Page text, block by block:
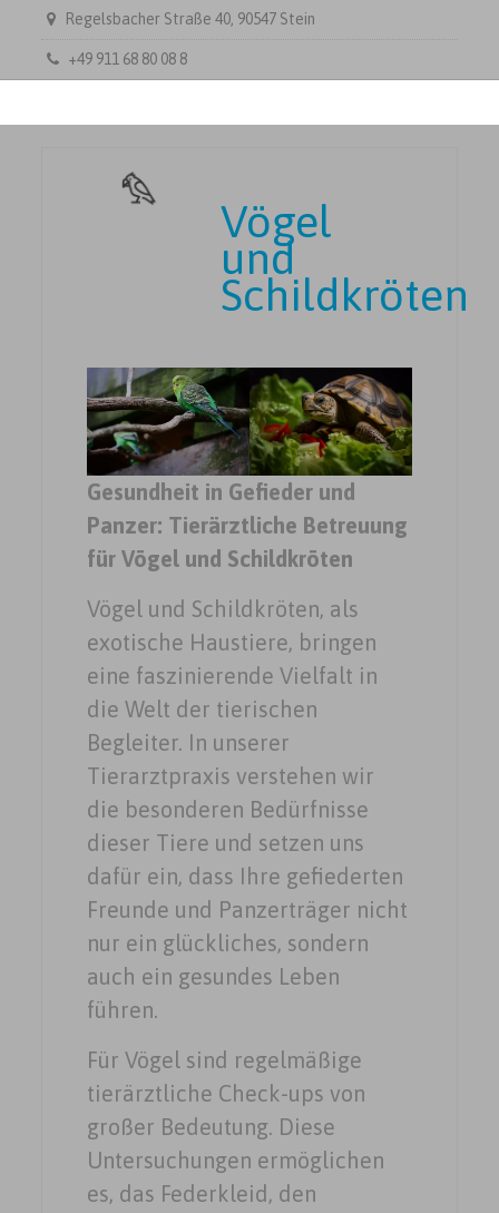
Regelsbacher Straße 40, 90547 Stein
+49 911 68 80 08 8
Vögel
und
Schildkröten
Gesundheit in Gefieder und
Panzer: Tierärztliche Betreuung
für Vögel und Schildkröten
Vögel und Schildkröten, als
exotische Haustiere, bringen
eine faszinierende Vielfalt in
die Welt der tierischen
Begleiter. In unserer
Tierarztpraxis verstehen wir
die besonderen Bedürfnisse
dieser Tiere und setzen uns
dafür ein, dass Ihre gefiederten
Freunde und Panzerträger nicht
nur ein glückliches, sondern
auch ein gesundes Leben
führen.
Für Vögel sind regelmäßige
tierärztliche Check-ups von
großer Bedeutung. Diese
Untersuchungen ermöglichen
es, das Federkleid, den